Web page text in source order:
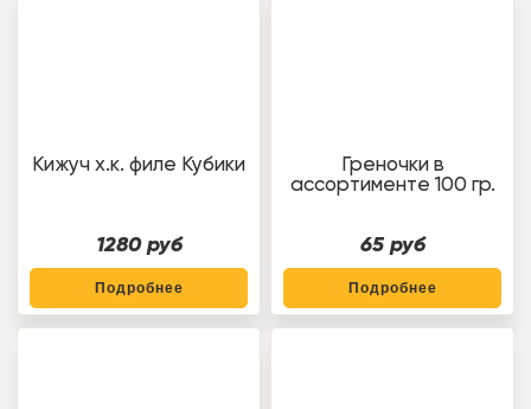
Кижуч х.к. филе Кубики
1280 руб
Подробнее
Греночки в
ассортименте 100 гр.
65 руб
Подробнее